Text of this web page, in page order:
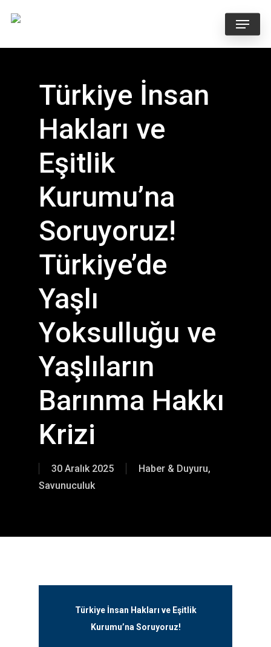
Menu
Türkiye İnsan
Hakları ve
Eşitlik
Kurumu’na
Soruyoruz!
Türkiye’de
Yaşlı
Yoksulluğu ve
Yaşlıların
Barınma Hakkı
Krizi
30 Aralık 2025 Haber & Duyuru,
Savunuculuk
Türkiye İnsan Hakları ve Eşitlik
Kurumu’na Soruyoruz!